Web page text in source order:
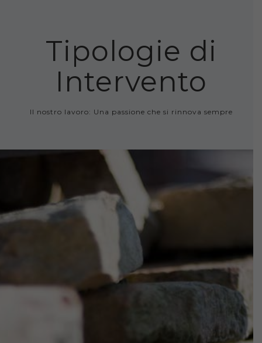
Tipologie di
Intervento
Il nostro lavoro: Una passione che si rinnova sempre